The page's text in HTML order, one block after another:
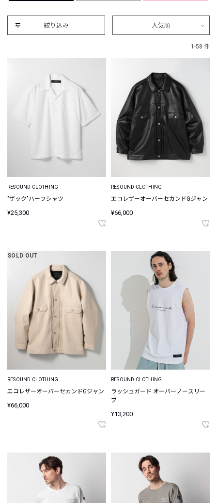
絞り込み 人気順
1-58 件
RESOUND CLOTHING
"ザック"ハーフシャツ
¥25,300
RESOUND CLOTHING
エコレザーオーバーセカンドGジャン
¥66,000
SOLD OUT
RESOUND CLOTHING
エコレザーオーバーセカンドGジャン
¥66,000
RESOUND CLOTHING
ラッシュガード オーバーノースリー
ブ
¥13,200